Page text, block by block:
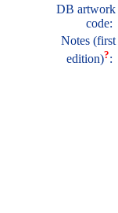
DB artwork
code:
Notes (first
edition)?: